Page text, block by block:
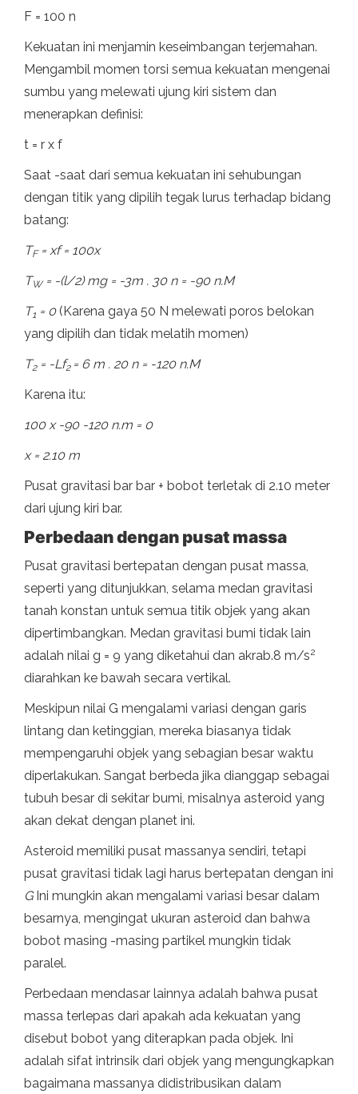
F = 100 n
Kekuatan ini menjamin keseimbangan terjemahan.
Mengambil momen torsi semua kekuatan mengenai
sumbu yang melewati ujung kiri sistem dan
menerapkan definisi:
t = r x f
Saat -saat dari semua kekuatan ini sehubungan
dengan titik yang dipilih tegak lurus terhadap bidang
batang:
TF= xf = 100x
TW= -(l/2) mg = -3m . 30 n = -90 n.M
T1 = 0(Karena gaya 50 N melewati poros belokan
yang dipilih dan tidak melatih momen)
T2= -Lf2 = 6 m . 20 n = -120 n.M
Karena itu:
100 x -90 -120 n.m = 0
x = 2.10 m
Pusat gravitasi bar bar + bobot terletak di 2.10 meter
dari ujung kiri bar.
Perbedaan dengan pusat massa
Pusat gravitasi bertepatan dengan pusat massa,
seperti yang ditunjukkan, selama medan gravitasi
tanah konstan untuk semua titik objek yang akan
dipertimbangkan. Medan gravitasi bumi tidak lain
adalah nilai g = 9 yang diketahui dan akrab.8 m/s2
diarahkan ke bawah secara vertikal.
Meskipun nilai G mengalami variasi dengan garis
lintang dan ketinggian, mereka biasanya tidak
mempengaruhi objek yang sebagian besar waktu
diperlakukan. Sangat berbeda jika dianggap sebagai
tubuh besar di sekitar bumi, misalnya asteroid yang
akan dekat dengan planet ini.
Asteroid memiliki pusat massanya sendiri, tetapi
pusat gravitasi tidak lagi harus bertepatan dengan ini
GIni mungkin akan mengalami variasi besar dalam
besarnya, mengingat ukuran asteroid dan bahwa
bobot masing -masing partikel mungkin tidak
paralel.
Perbedaan mendasar lainnya adalah bahwa pusat
massa terlepas dari apakah ada kekuatan yang
disebut bobot yang diterapkan pada objek. Ini
adalah sifat intrinsik dari objek yang mengungkapkan
bagaimana massanya didistribusikan dalam